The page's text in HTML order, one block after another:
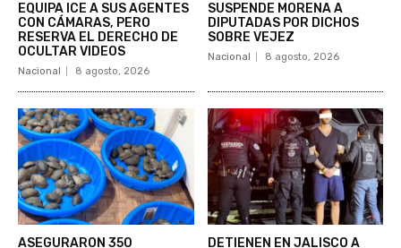
EQUIPA ICE A SUS AGENTES
CON CÁMARAS, PERO
RESERVA EL DERECHO DE
OCULTAR VIDEOS
Nacional 8 agosto, 2026
SUSPENDE MORENA A
DIPUTADAS POR DICHOS
SOBRE VEJEZ
Nacional 8 agosto, 2026
ASEGURARON 350 DETIENEN EN JALISCO A